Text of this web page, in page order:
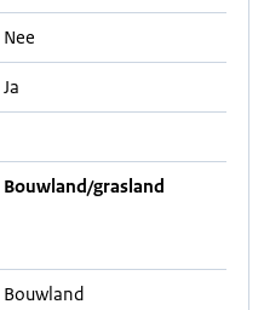
Nee
Ja
Bouwland/grasland
Bouwland